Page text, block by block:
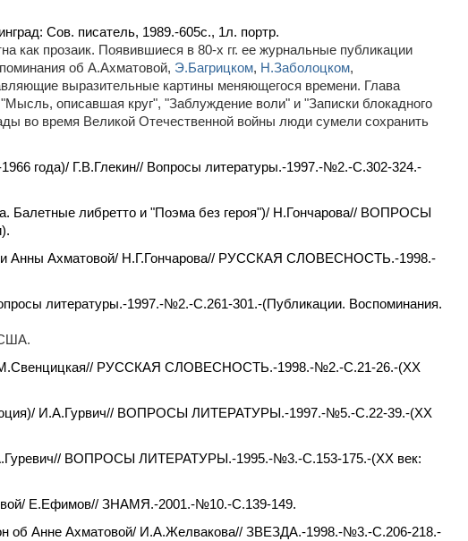
Сов. писатель, 1989.-605с., 1л. портр.
как прозаик. Появившиеся в 80-х гг. ее журнальные публикации
об А.Ахматовой, Э.Багрицком, Н.Заболоцком,
выразительные картины меняющегося времени. Глава
описавшая круг", "Заблуждение воли" и "Записки блокадного
во время Великой Отечественной войны люди сумели сохранить
года)/ Г.В.Глекин// Вопросы литературы.-1997.-№2.-С.302-324.-
Балетные либретто и "Поэма без героя")/ Н.Гончарова// ВОПРОСЫ
Анны Ахматовой/ Н.Г.Гончарова// РУССКАЯ СЛОВЕСНОСТЬ.-1998.-
литературы.-1997.-№2.-С.261-301.-(Публикации. Воспоминания.
США.
РУССКАЯ СЛОВЕСНОСТЬ.-1998.-№2.-С.21-26.-(XX
И.А.Гурвич// ВОПРОСЫ ЛИТЕРАТУРЫ.-1997.-№5.-С.22-39.-(XX
ВОПРОСЫ ЛИТЕРАТУРЫ.-1995.-№3.-С.153-175.-(XX век:
Е.Ефимов// ЗНАМЯ.-2001.-№10.-С.139-149.
об Анне Ахматовой/ И.А.Желвакова// ЗВЕЗДА.-1998.-№3.-С.206-218.-